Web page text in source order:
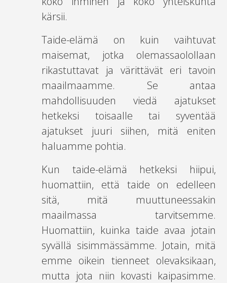
kärsii.
Taide-elämä on kuin vaihtuvat
maisemat, jotka olemassaolollaan
rikastuttavat ja värittävät eri tavoin
maailmaamme. Se antaa
mahdollisuuden viedä ajatukset
hetkeksi toisaalle tai syventää
ajatukset juuri siihen, mitä eniten
haluamme pohtia.
Kun taide-elämä hetkeksi hiipui,
huomattiin, että taide on edelleen
sitä, mitä muuttuneessakin
maailmassa tarvitsemme.
Huomattiin, kuinka taide avaa jotain
syvällä sisimmässämme. Jotain, mitä
emme oikein tienneet olevaksikaan,
mutta jota niin kovasti kaipasimme.